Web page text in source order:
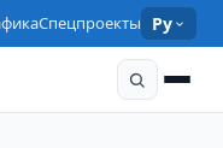
Спецпроекты Ру